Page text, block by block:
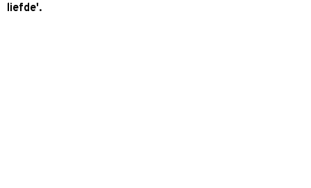
liefde'.